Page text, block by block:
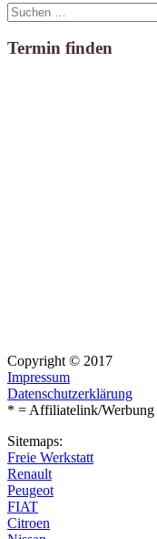
Suche
nach:
Termin finden
Copyright © 2017
Impressum
Datenschutzerklärung
* = Affiliatelink/Werbung
Sitemaps:
Freie Werkstatt
Renault
Peugeot
FIAT
Citroen